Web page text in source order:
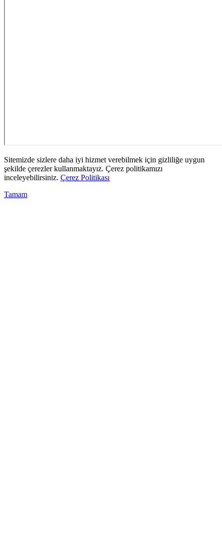
Sitemizde sizlere daha iyi hizmet verebilmek için gizliliğe uygun
şekilde çerezler kullanmaktayız. Çerez politikamızı
inceleyebilirsiniz. Çerez Politikası
Tamam